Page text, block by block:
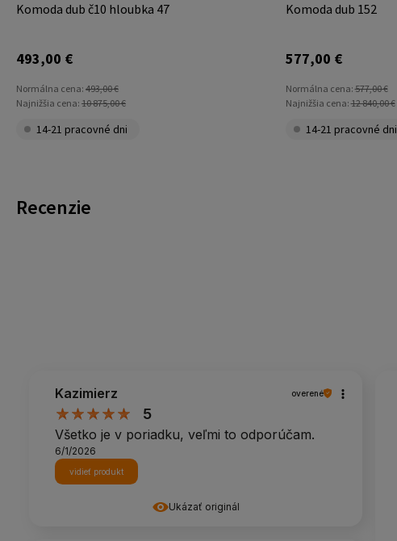
Recenzie
Ukázať originál
Kazimierz overené
5
Všetko je v poriadku, veľmi to odporúčam.
6/1/2026
vidieť produkt
Komoda dub č10 hloubka 47
493,00 €
Normálna cena: 493,00 €
Najnižšia cena: 10 875,00 €
14-21 pracovné dni
Komoda dub 152
577,00 €
Normálna cena:577,00 €
Najnižšia cena:12 840,00 €
14-21 pracovné dni